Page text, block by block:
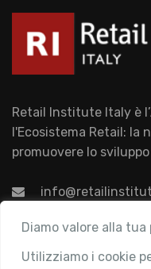
Diamo valore alla tua
Utilizziamo i cookie
Retail Institute Italy è
l'Ecosistema Retail: la
promuovere lo
Associazione
Chi siamo